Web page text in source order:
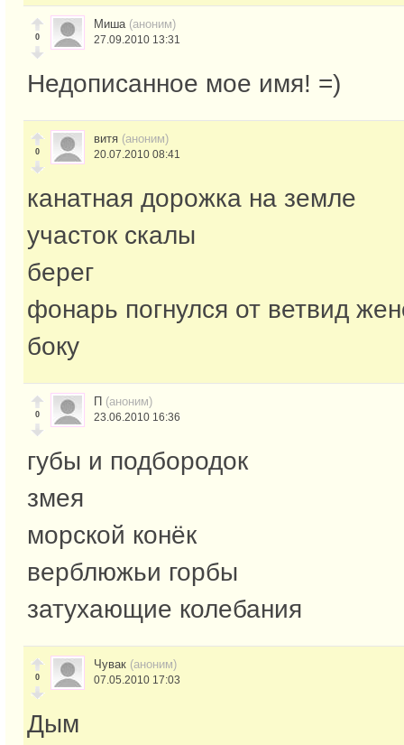
0
Миша (аноним)
27.09.2010 13:31
Недописанное мое имя! =)
0
витя (аноним)
20.07.2010 08:41
канатная дорожка на земле
участок скалы
берег
фонарь погнулся от ветвид
боку
0
П (аноним)
23.06.2010 16:36
губы и подбородок
змея
морской конёк
верблюжьи горбы
затухающие колебания
0
Чувак (аноним)
07.05.2010 17:03
Дым